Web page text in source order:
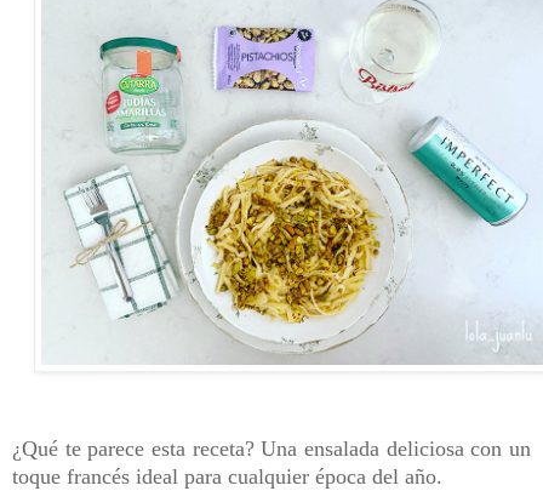
¿Qué te parece esta receta? Una ensalada deliciosa con un
toque francés ideal para cualquier época del año.